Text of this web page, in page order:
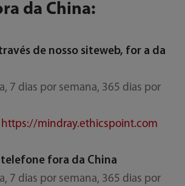
da China:
de nosso siteweb, for a da
7 dias por semana, 365 dias por
https://mindray.ethicspoint.com
telefone fora da China
7 dias por semana, 365 dias por